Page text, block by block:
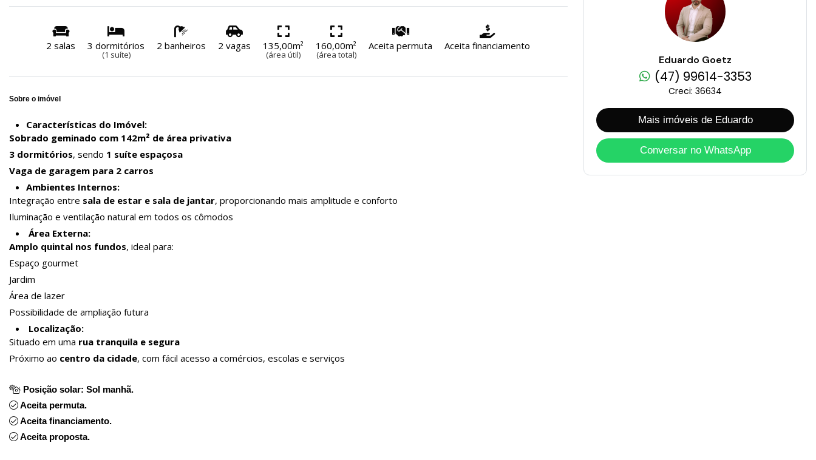
2 salas 3 dormitórios
(1 suíte)
2 banheiros 2 vagas 135,00m²
(área útil)
160,00m²
(área total)
Aceita permuta Aceita financiamento
Sobre o imóvel
Características do Imóvel:
Sobrado geminado com 142m² de área privativa
3 dormitórios, sendo 1 suíte espaçosa
Vaga de garagem para 2 carros
Ambientes Internos:
Integração entre sala de estar e sala de jantar, proporcionando mais amplitude e conforto
Iluminação e ventilação natural em todos os cômodos
Área Externa:
Amplo quintal nos fundos, ideal para:
Espaço gourmet
Jardim
Área de lazer
Possibilidade de ampliação futura
Localização:
Situado em uma rua tranquila e segura
Próximo ao centro da cidade, com fácil acesso a comércios, escolas e serviços
Posição solar: Sol manhã.
Aceita permuta.
Aceita financiamento.
Aceita proposta.
Eduardo Goetz
(47) 99614-3353
Creci: 36634
Mais imóveis de Eduardo
Conversar no WhatsApp